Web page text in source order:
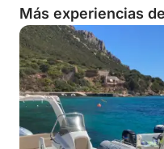
Más experiencias